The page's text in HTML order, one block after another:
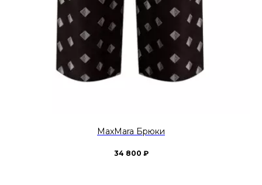
MaxMara Брюки
34 800 ₽